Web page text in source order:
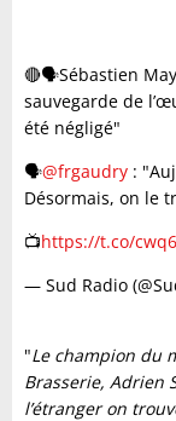
🔴🗣️Sébastien
sauvegarde de
été négligé"
🗣️@frgaudry :
Désormais, on le
📺https://t.co/
— Sud Radio
"Le champion du
Brasserie, Adrien
l’étranger on